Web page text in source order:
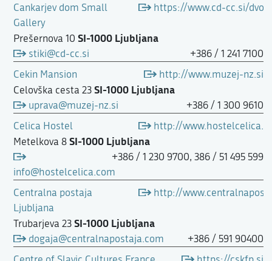
https://www.cd-cc.si/
Cankarjev dom Small
Gallery
Prešernova 10 SI-1000 Ljubljana
+386 / 1 241 7100
stiki@cd-cc.si
http://www.muzej-nz.si
Cekin Mansion
Celovška cesta 23 SI-1000 Ljubljana
+386 / 1 300 9610
uprava@muzej-nz.si
http://
Celica Hostel
Metelkova 8 SI-1000 Ljubljana
+386 / 1 230 9700, 386 / 51 495 599
info@hostelcelica.com
http://
Centralna postaja
Ljubljana
Trubarjeva 23 SI-1000 Ljubljana
+386 / 591 90400
dogaja@centralnapostaja.com